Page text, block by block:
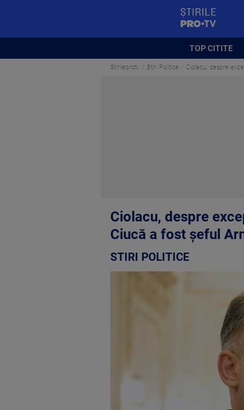
TOP CITITE
Stirileprotv Stiri Politice Ciolacu, despre
Ciolacu, despre
Ciucă a fost şeful
STIRI POLITICE